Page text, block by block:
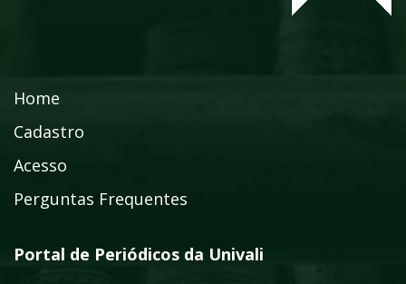
Home
Cadastro
Acesso
Perguntas Frequentes
Portal de Periódicos da Univali